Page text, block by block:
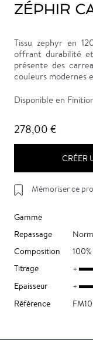
ZÉPHIR
Tissu zephyr en
offrant durabilité
présente des
couleurs modernes
Disponible en
278,00 €
CRÉER
Mémoriser ce
Gamme
Repassage
Composition
Titrage
Epaisseur
Référence